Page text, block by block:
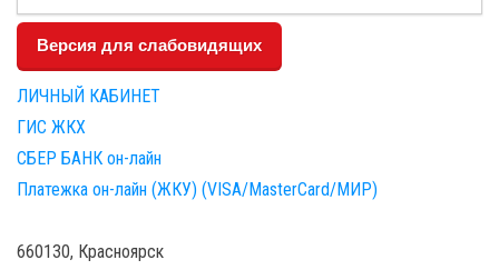
Версия для слабовидящих
ЛИЧНЫЙ КАБИНЕТ
ГИС ЖКХ
СБЕР БАНК он-лайн
Платежка он-лайн (ЖКУ) (VISA/MasterCard/МИР)
660130, Красноярск